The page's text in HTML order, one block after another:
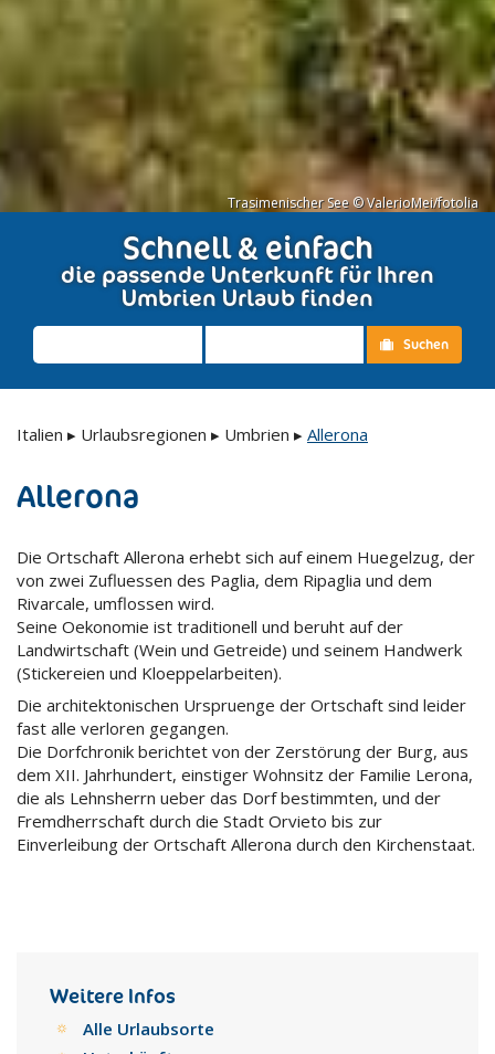
Trasimenischer See © ValerioMei/fotolia
Schnell & einfach
die passende Unterkunft für Ihren
Umbrien Urlaub finden
Suchen
Italien ▸ Urlaubsregionen ▸ Umbrien ▸ Allerona
Allerona
Die Ortschaft Allerona erhebt sich auf einem Huegelzug, der
von zwei Zufluessen des Paglia, dem Ripaglia und dem
Rivarcale, umflossen wird.
Seine Oekonomie ist traditionell und beruht auf der
Landwirtschaft (Wein und Getreide) und seinem Handwerk
(Stickereien und Kloeppelarbeiten).
Die architektonischen Urspruenge der Ortschaft sind leider
fast alle verloren gegangen.
Die Dorfchronik berichtet von der Zerstörung der Burg, aus
dem XII. Jahrhundert, einstiger Wohnsitz der Familie Lerona,
die als Lehnsherrn ueber das Dorf bestimmten, und der
Fremdherrschaft durch die Stadt Orvieto bis zur
Einverleibung der Ortschaft Allerona durch den Kirchenstaat.
Weitere Infos
Alle Urlaubsorte